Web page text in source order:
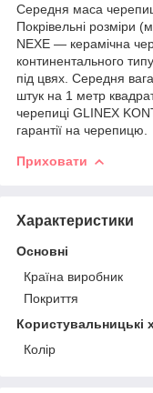
Середня маса
Покрівельні розміри
NEXE ― керамічна
континентального
під цвях. Середня
штук на 1 метр
черепиці GLINEX
гарантії на черепицю.
Приховати
Характеристики
Основні
Країна виробник
Покриття
Користувальницькі
Колір